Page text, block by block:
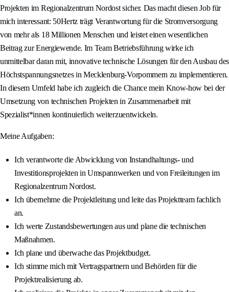
Projekten im Regionalzentrum Nordost sicher. Das macht diesen Job für
mich interessant: 50Hertz trägt Verantwortung für die Stromversorgung
von mehr als 18 Millionen Menschen und leistet einen wesentlichen
Beitrag zur Energiewende. Im Team Betriebsführung wirke ich
unmittelbar daran mit, innovative technische Lösungen für den Ausbau des
Höchstspannungsnetzes in Mecklenburg-Vorpommern zu implementieren.
In diesem Umfeld habe ich zugleich die Chance mein Know-how bei der
Umsetzung von technischen Projekten in Zusammenarbeit mit
Spezialist*innen kontinuierlich weiterzuentwickeln.
Meine Aufgaben:
Ich verantworte die Abwicklung von Instandhaltungs- und
Investitionsprojekten in Umspannwerken und von Freileitungen im
Regionalzentrum Nordost.
Ich übernehme die Projektleitung und leite das Projektteam fachlich
an.
Ich werte Zustandsbewertungen aus und plane die technischen
Maßnahmen.
Ich plane und überwache das Projektbudget.
Ich stimme mich mit Vertragspartnern und Behörden für die
Projektrealisierung ab.